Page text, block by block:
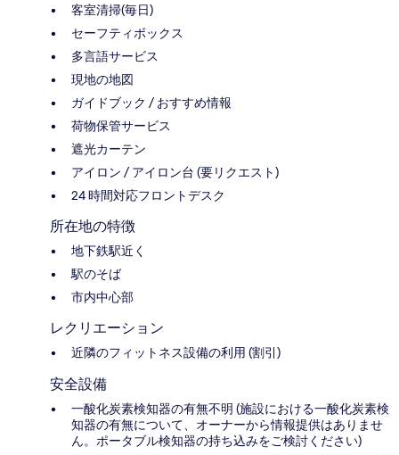
客室清掃(毎日)
セーフティボックス
多言語サービス
現地の地図
ガイドブック / おすすめ情報
荷物保管サービス
遮光カーテン
アイロン / アイロン台 (要リクエスト)
24 時間対応フロントデスク
所在地の特徴
地下鉄駅近く
駅のそば
市内中心部
レクリエーション
近隣のフィットネス設備の利用 (割引)
安全設備
一酸化炭素検知器の有無不明 (施設における一酸化炭素検
知器の有無について、オーナーから情報提供はありませ
ん。ポータブル検知器の持ち込みをご検討ください)